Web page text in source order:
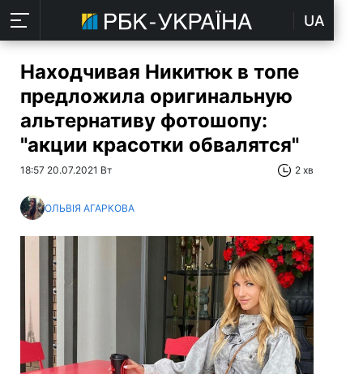
UA
Находчивая Никитюк в топе
предложила оригинальную
альтернативу фотошопу:
"акции красотки обвалятся"
18:57 20.07.2021 Вт 2 хв
ОЛЬВІЯ АГАРКОВА